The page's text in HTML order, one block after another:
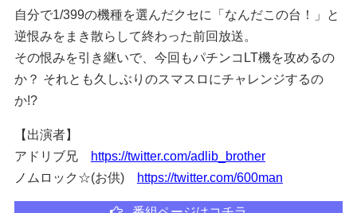
自分で1/399の機種を選んだクセに「なんだこの台！」と
逆恨みをまき散らして終わった前回放送。
その恨みを引き継いで、今回もパチンコLT機を攻めるの
か？ それとも久しぶりのスマスロにチャレンジするの
か!?
【出演者】
アドリブ兄 https://twitter.com/adlib_brother
ノムロック☆(お供) https://twitter.com/600man